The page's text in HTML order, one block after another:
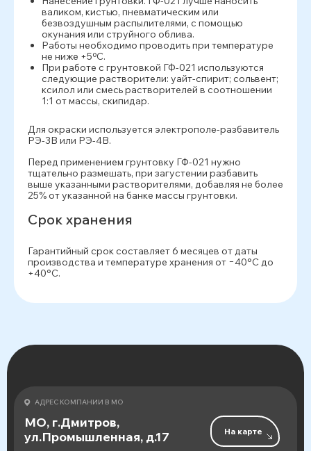
валиком, кистью, пневматическим или
безвоздушным распылителями, с помощью
окунания или струйного облива.
Работы необходимо проводить при температуре
не ниже +5ºС.
При работе с грунтовкой ГФ-021 используются
следующие растворители: уайт-спирит; сольвент;
ксилол или смесь растворителей в соотношении
1:1 от массы, скипидар.
Для окраски используется электрополе-разбавитель
РЭ-3В или РЭ-4В.
Перед применением грунтовку ГФ-021 нужно
тщательно размешать, при загустении разбавить
выше указанными растворителями, добавляя не более
25% от указанной на банке массы грунтовки.
Срок хранения
Гарантийный срок составляет 6 месяцев от даты
производства и температуре хранения от −40°С до
+40°С.
АДРЕС КОМПАНИИ В МО
МО, г.Дмитров,
ул.Промышленная, д.17
На карте